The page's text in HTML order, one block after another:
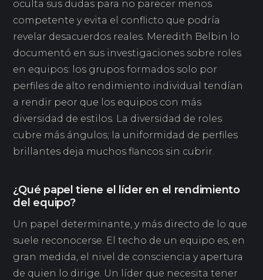
oculta sus dudas para no parecer menos
competente y evita el conflicto que podría
revelar desacuerdos reales. Meredith Belbin lo
documentó en sus investigaciones sobre roles
en equipos: los grupos formados solo por
perfiles de alto rendimiento individual tendían
a rendir peor que los equipos con más
diversidad de estilos. La diversidad de roles
cubre más ángulos; la uniformidad de perfiles
brillantes deja muchos flancos sin cubrir.
¿Qué papel tiene el líder en el rendimiento
del equipo?
Un papel determinante, y más directo de lo que
suele reconocerse. El techo de un equipo es, en
gran medida, el nivel de consciencia y apertura
de quien lo dirige. Un líder que necesita tener